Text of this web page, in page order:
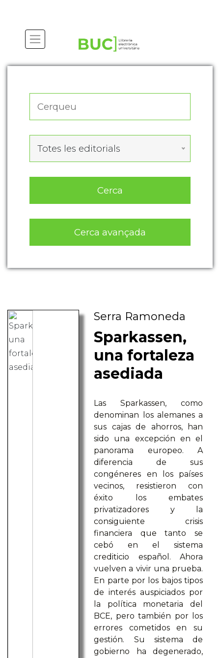
Totes les editorials
Cerca
Cerca avançada
Serra Ramoneda
Sparkassen,
una fortaleza
asediada
Las Sparkassen, como
denominan los alemanes a
sus cajas de ahorros, han
sido una excepción en el
panorama europeo. A
diferencia de sus
congéneres en los países
vecinos, resistieron con
éxito los embates
privatizadores y la
consiguiente crisis
financiera que tanto se
cebó en el sistema
crediticio español. Ahora
vuelven a vivir una prueba.
En parte por los bajos tipos
de interés auspiciados por
la política monetaria del
BCE, pero también por los
errores cometidos en su
gestión. Su sistema de
gobierno ha degenerado,